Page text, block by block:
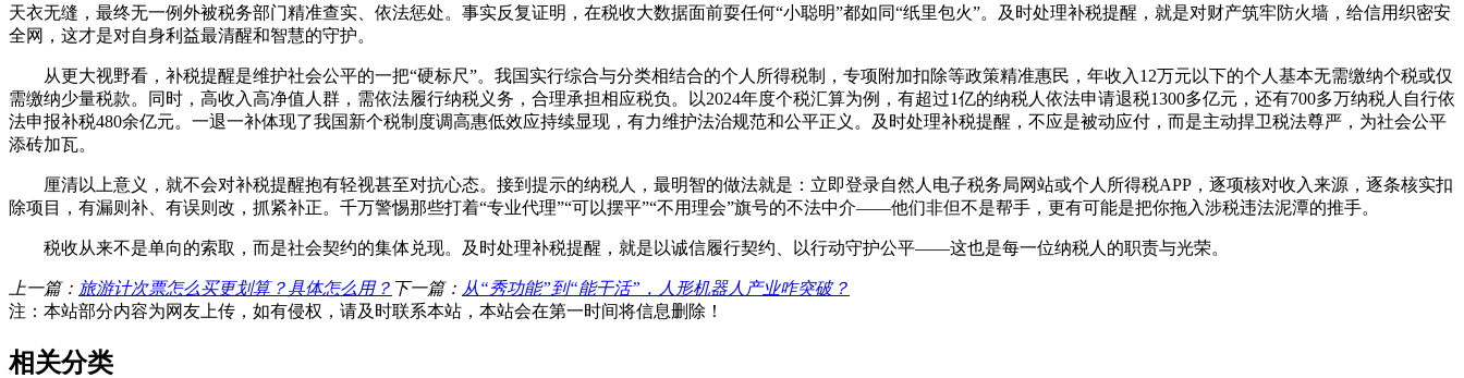
天衣无缝，最终无一例外被税务部门精准查实、依法惩处。事实反复证明，在税收大数据面前耍任何“小聪明”都如同“纸里包火”。及时处理补税提醒，就是对财产筑牢防火墙，给信用织密安
全网，这才是对自身利益最清醒和智慧的守护。
从更大视野看，补税提醒是维护社会公平的一把“硬标尺”。我国实行综合与分类相结合的个人所得税制，专项附加扣除等政策精准惠民，年收入12万元以下的个人基本无需缴纳个税或仅
需缴纳少量税款。同时，高收入高净值人群，需依法履行纳税义务，合理承担相应税负。以2024年度个税汇算为例，有超过1亿的纳税人依法申请退税1300多亿元，还有700多万纳税人自行依
法申报补税480余亿元。一退一补体现了我国新个税制度调高惠低效应持续显现，有力维护法治规范和公平正义。及时处理补税提醒，不应是被动应付，而是主动捍卫税法尊严，为社会公平
添砖加瓦。
厘清以上意义，就不会对补税提醒抱有轻视甚至对抗心态。接到提示的纳税人，最明智的做法就是：立即登录自然人电子税务局网站或个人所得税APP，逐项核对收入来源，逐条核实扣
除项目，有漏则补、有误则改，抓紧补正。千万警惕那些打着“专业代理”“可以摆平”“不用理会”旗号的不法中介——他们非但不是帮手，更有可能是把你拖入涉税违法泥潭的推手。
税收从来不是单向的索取，而是社会契约的集体兑现。及时处理补税提醒，就是以诚信履行契约、以行动守护公平——这也是每一位纳税人的职责与光荣。
上一篇： 旅游计次票怎么买更划算？具体怎么用？ 下一篇： 从“秀功能”到“能干活”，人形机器人产业咋突破？
注：本站部分内容为网友上传，如有侵权，请及时联系本站，本站会在第一时间将信息删除！
相关分类